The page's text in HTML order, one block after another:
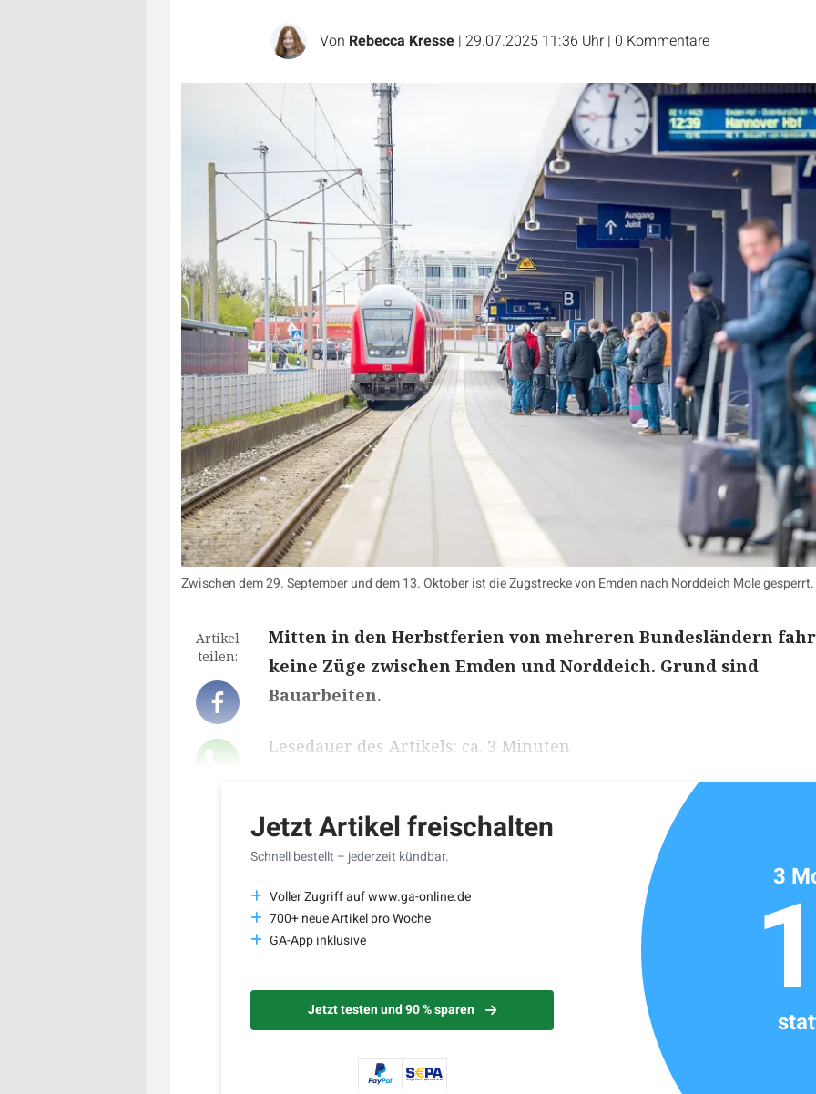
Von Rebecca Kresse | 29.07.2025 11:36 Uhr | 0 Kommentare
Zwischen dem 29. September und dem 13. Oktober ist die Zugstrecke von Emden nach Norddeich Mole gesperrt.
Artikel
teilen:
Mitten in den Herbstferien von mehreren Bundesländern
keine Züge zwischen Emden und Norddeich. Grund sind
Bauarbeiten.
Lesedauer des Artikels: ca. 3 Minuten
Jetzt Artikel freischalten
Schnell bestellt – jederzeit kündbar.
Voller Zugriff auf www.ga-online.de
700+ neue Artikel pro Woche
GA-App inklusive
Jetzt testen und 90 % sparen
3